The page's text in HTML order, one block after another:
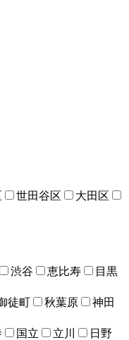
世田谷区
大田区
渋谷 恵比寿
目黒
徒町 秋葉原
神田
国立 立川
日野